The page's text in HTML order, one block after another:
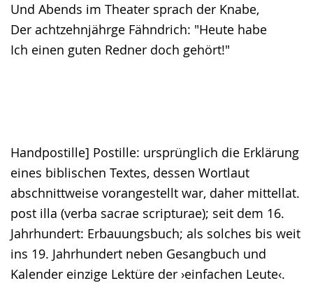
Und Abends im Theater sprach der Knabe,
Der achtzehnjährge Fähndrich: "Heute habe
Ich einen guten Redner doch gehört!"
Handpostille] Postille: ursprünglich die Erklärung
eines biblischen Textes, dessen Wortlaut
abschnittweise vorangestellt war, daher mittellat.
post illa (verba sacrae scripturae); seit dem 16.
Jahrhundert: Erbauungsbuch; als solches bis weit
ins 19. Jahrhundert neben Gesangbuch und
Kalender einzige Lektüre der ›einfachen Leute‹.